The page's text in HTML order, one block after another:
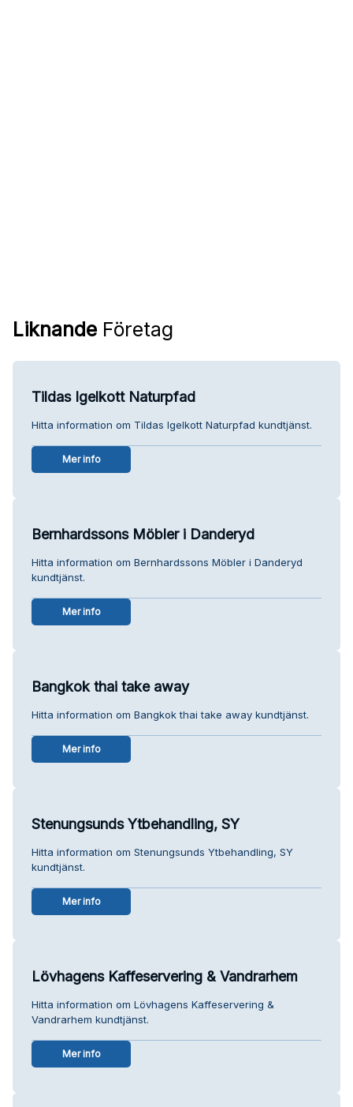
Liknande Företag
Tildas Igelkott Naturpfad
Hitta information om Tildas Igelkott Naturpfad kundtjänst.
Mer info
Bernhardssons Möbler i Danderyd
Hitta information om Bernhardssons Möbler i Danderyd
kundtjänst.
Mer info
Bangkok thai take away
Hitta information om Bangkok thai take away kundtjänst.
Mer info
Stenungsunds Ytbehandling, SY
Hitta information om Stenungsunds Ytbehandling, SY
kundtjänst.
Mer info
Lövhagens Kaffeservering & Vandrarhem
Hitta information om Lövhagens Kaffeservering &
Vandrarhem kundtjänst.
Mer info